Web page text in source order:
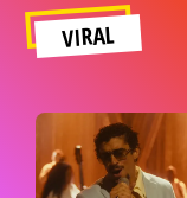
VIRAL